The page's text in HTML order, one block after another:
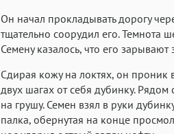
Он начал прокладывать дорогу
тщательно соорудил его. Темнота
Семену казалось, что его зарывают
Сдирая кожу на локтях, он
двух шагах от себя дубинку.
на грушу. Семен взял в руки
палка, обернутая на конце